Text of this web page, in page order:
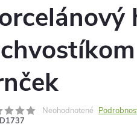
Neohodnotené
D1737